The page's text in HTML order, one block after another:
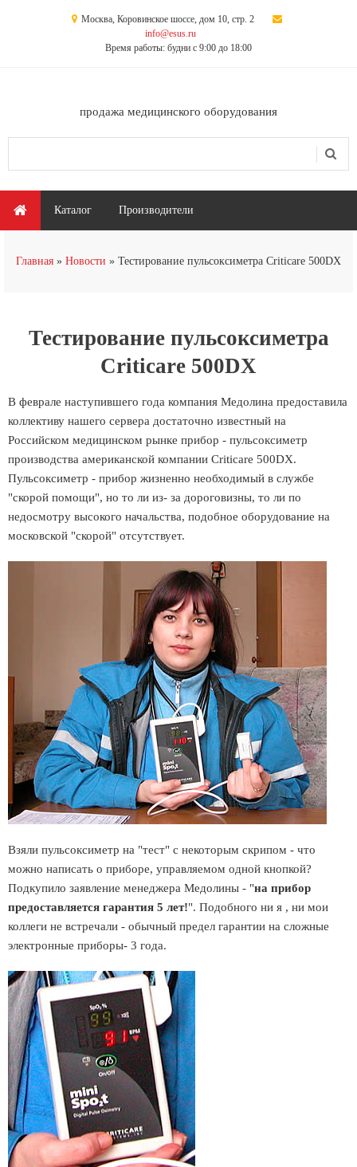
Москва, Коровинское шоссе, дом 10, стр. 2
info@esus.ru
Время работы: будни с 9:00 до 18:00
продажа медицинского оборудования
Главное меню
Каталог Производители
Главная Новости Тестирование пульсоксиметра Criticare 500DX
Тестирование пульсоксиметра
Criticare 500DX
В феврале наступившего года компания Медолина предоставила
коллективу нашего сервера достаточно известный на
Российском медицинском рынке прибор - пульсоксиметр
производства американской компании Criticare 500DX.
Пульсоксиметр - прибор жизненно необходимый в службе
"скорой помощи", но то ли из- за дороговизны, то ли по
недосмотру высокого начальства, подобное оборудование на
московской "скорой" отсутствует.
Взяли пульсоксиметр на "тест" с некоторым скрипом - что
можно написать о приборе, управляемом одной кнопкой?
Подкупило заявление менеджера Медолины - "на прибор
предоставляется гарантия 5 лет!". Подобного ни я , ни мои
коллеги не встречали - обычный предел гарантии на сложные
электронные приборы- 3 года.